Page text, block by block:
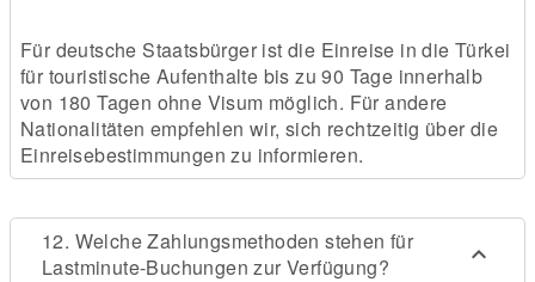
Für deutsche Staatsbürger ist die Einreise in die Türkei
für touristische Aufenthalte bis zu 90 Tage innerhalb
von 180 Tagen ohne Visum möglich. Für andere
Nationalitäten empfehlen wir, sich rechtzeitig über die
Einreisebestimmungen zu informieren.
12. Welche Zahlungsmethoden stehen für
Lastminute-Buchungen zur Verfügung?